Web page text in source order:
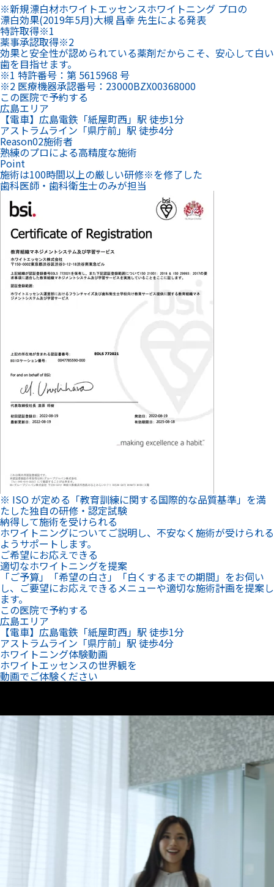
※新規漂白材ホワイトエッセンスホワイトニング プロの
漂白効果(2019年5月)大槻 昌幸 先生による発表
特許取得※1
薬事承認取得※2
効果と安全性が認められている薬剤だからこそ、安心して白い
歯を目指せます。
※1 特許番号：第 5615968 号
※2 医療機器承認番号：23000BZX00368000
この医院で予約する
広島エリア
【電車】広島電鉄「紙屋町西」駅 徒歩1分
アストラムライン「県庁前」駅 徒歩4分
Reason02施術者
熟練のプロによる高精度な施術
Point
施術は100時間以上の厳しい研修※を修了した
歯科医師・歯科衛生士のみが担当
※ ISO が定める「教育訓練に関する国際的な品質基準」を満
たした独自の研修・認定試験
納得して施術を受けられる
ホワイトニングについてご説明し、不安なく施術が受けられる
ようサポートします。
ご希望にお応えできる
適切なホワイトニングを提案
「ご予算」「希望の白さ」「白くするまでの期間」をお伺い
し、ご要望にお応えできるメニューや適切な施術計画を提案し
ます。
この医院で予約する
広島エリア
【電車】広島電鉄「紙屋町西」駅 徒歩1分
アストラムライン「県庁前」駅 徒歩4分
ホワイトニング体験動画
ホワイトエッセンスの世界観を
動画でご体験ください